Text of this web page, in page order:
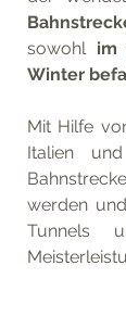
sowohl im
Winter
Mit Hilfe
Italien
werden
Tunnels